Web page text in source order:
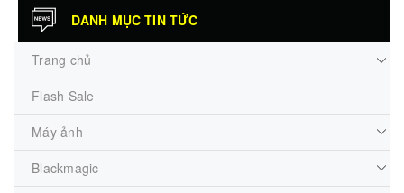
DANH MỤC TIN TỨC
Trang chủ
Flash Sale
Máy ảnh
Blackmagic